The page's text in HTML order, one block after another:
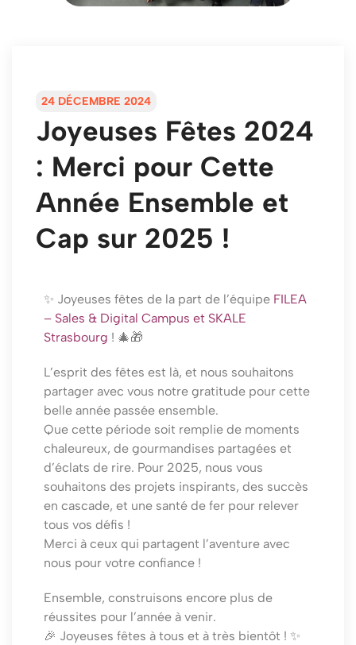
24 DÉCEMBRE 2024
Joyeuses Fêtes 2024
: Merci pour Cette
Année Ensemble et
Cap sur 2025 !
✨ Joyeuses fêtes de la part de l’équipe FILEA
– Sales & Digital Campus et SKALE
Strasbourg ! 🎄🎁
L’esprit des fêtes est là, et nous souhaitons
partager avec vous notre gratitude pour cette
belle année passée ensemble.
Que cette période soit remplie de moments
chaleureux, de gourmandises partagées et
d’éclats de rire. Pour 2025, nous vous
souhaitons des projets inspirants, des succès
en cascade, et une santé de fer pour relever
tous vos défis !
Merci à ceux qui partagent l’aventure avec
nous pour votre confiance !
Ensemble, construisons encore plus de
réussites pour l’année à venir.
🎉 Joyeuses fêtes à tous et à très bientôt ! ✨